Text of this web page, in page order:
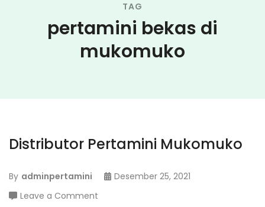
TAG
pertamini bekas di
mukomuko
Distributor Pertamini Mukomuko
By adminpertamini
Desember 25, 2021
Leave a Comment